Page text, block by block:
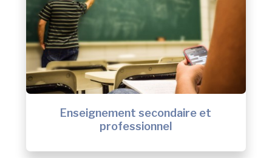
Enseignement secondaire et
professionnel